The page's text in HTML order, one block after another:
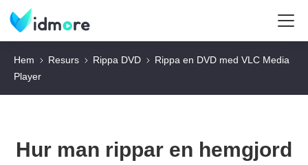
Hem Resurs Rippa DVD
Rippa en DVD med VLC Media
Player
Hur man rippar en hemgjord